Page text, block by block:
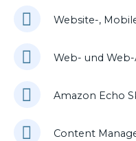
Website-,
Web- und
Amazon Echo
Content